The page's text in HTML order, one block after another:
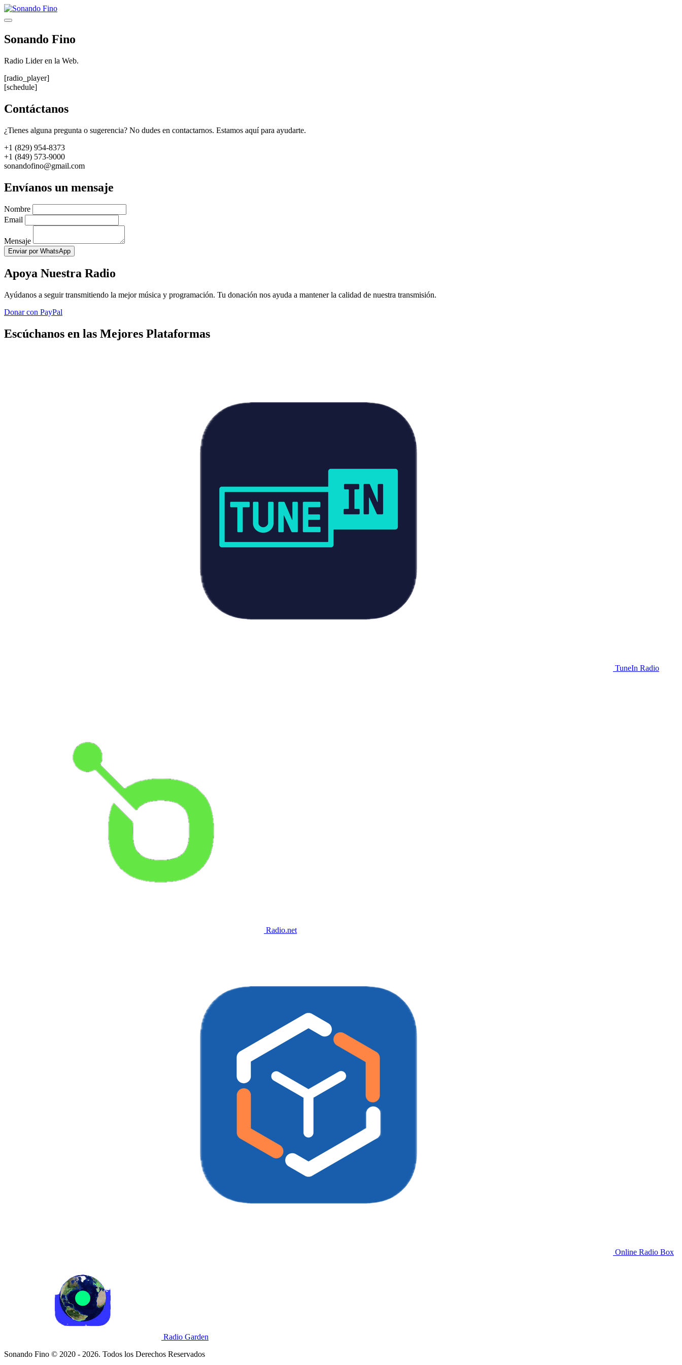
Saltar
al
Menú
Sonando Fino
Radio Lider en la Web.
[radio_player]
[schedule]
Contáctanos
¿Tienes alguna pregunta o sugerencia? No dudes en contactarnos. Estamos aquí para ayudarte.
+1 (829) 954-8373
+1 (849) 573-9000
sonandofino@gmail.com
Envíanos un mensaje
Nombre
Email
Mensaje
Enviar por WhatsApp
Apoya Nuestra Radio
Ayúdanos a seguir transmitiendo la mejor música y programación. Tu donación nos ayuda a mantener la calidad de nuestra transmisión.
Donar con PayPal
Escúchanos en las Mejores Plataformas
TuneIn Radio
Radio.net
Online Radio Box
Radio Garden
Sonando Fino © 2020 - 2026. Todos los Derechos Reservados